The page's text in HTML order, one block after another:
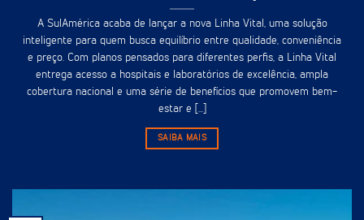
A SulAmérica acaba de lançar a nova Linha Vital, uma solução
inteligente para quem busca equilíbrio entre qualidade, conveniência
e preço. Com planos pensados para diferentes perfis, a Linha Vital
entrega acesso a hospitais e laboratórios de excelência, ampla
cobertura nacional e uma série de benefícios que promovem bem-
estar e [...]
SAIBA MAIS